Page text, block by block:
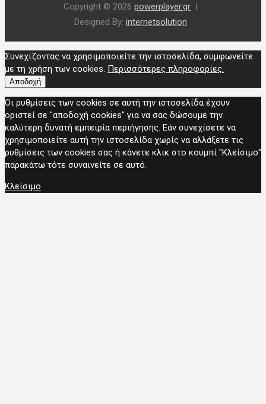
Copyright © 2026 powerplayer.gr
Designed By: internetsolution
Συνεχίζοντας να χρησιμοποιείτε την ιστοσελίδα, συμφωνείτε
με τη χρήση των cookies. Περισσότερες πληροφορίες.
Αποδοχή
Οι ρυθμίσεις των cookies σε αυτή την ιστοσελίδα έχουν
οριστεί σε "αποδοχή cookies" για να σας δώσουμε την
καλύτερη δυνατή εμπειρία περιήγησης. Εάν συνεχίσετε να
χρησιμοποιείτε αυτή την ιστοσελίδα χωρίς να αλλάξετε τις
ρυθμίσεις των cookies σας ή κάνετε κλικ στο κουμπί "Κλείσιμο"
παρακάτω τότε συναινείτε σε αυτό.
Κλείσιμο